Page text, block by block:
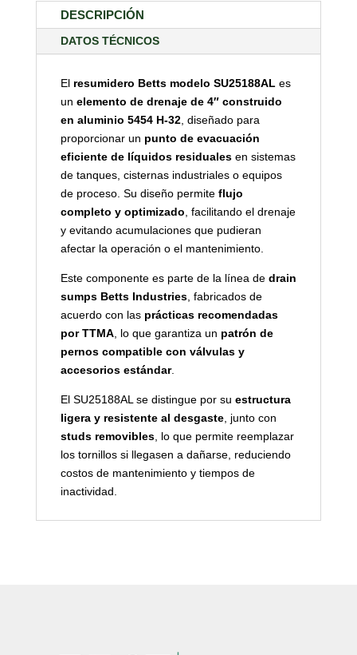
DESCRIPCIÓN
DATOS TÉCNICOS
El resumidero Betts modelo SU25188ALes
un elemento de drenaje de 4″ construido
en aluminio 5454 H-32, diseñado para
proporcionar un punto de evacuación
eficiente de líquidos residualesen sistemas
de tanques, cisternas industriales o equipos
de proceso. Su diseño permite flujo
completo y optimizado, facilitando el drenaje
y evitando acumulaciones que pudieran
afectar la operación o el mantenimiento.
Este componente es parte de la línea de drain
sumps Betts Industries, fabricados de
acuerdo con las prácticas recomendadas
por TTMA, lo que garantiza un patrón de
pernos compatible con válvulas y
accesorios estándar.
El SU25188AL se distingue por su estructura
ligera y resistente al desgaste, junto con
studs removibles, lo que permite reemplazar
los tornillos si llegasen a dañarse, reduciendo
costos de mantenimiento y tiempos de
inactividad.